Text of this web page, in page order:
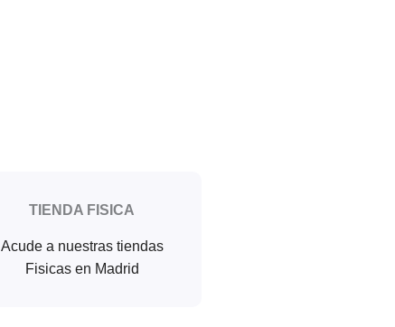
TIENDA FISICA
Acude a nuestras tiendas
Fisicas en Madrid